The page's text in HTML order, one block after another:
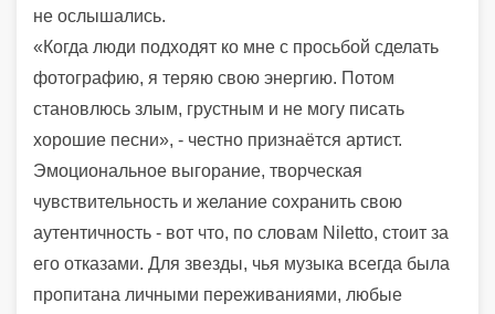
не ослышались.
«Когда люди подходят ко мне с просьбой сделать
фотографию, я теряю свою энергию. Потом
становлюсь злым, грустным и не могу писать
хорошие песни», - честно признаётся артист.
Эмоциональное выгорание, творческая
чувствительность и желание сохранить свою
аутентичность - вот что, по словам Niletto, стоит за
его отказами. Для звезды, чья музыка всегда была
пропитана личными переживаниями, любые